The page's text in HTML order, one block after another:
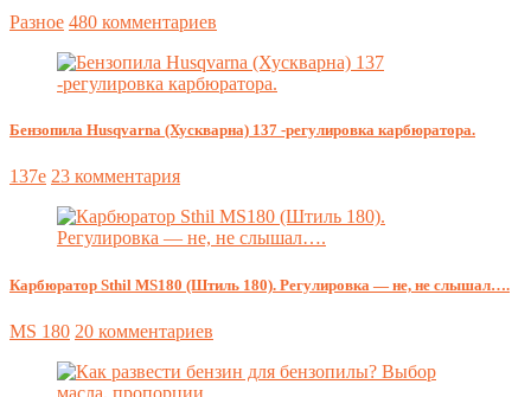
Разное 480 комментариев
Бензопила Husqvarna (Хускварна) 137 -регулировка карбюратора.
137e 23 комментария
Карбюратор Sthil MS180 (Штиль 180). Регулировка — не, не слышал….
MS 180 20 комментариев